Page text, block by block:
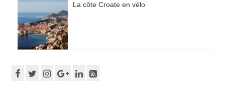
La côte Croate en vélo